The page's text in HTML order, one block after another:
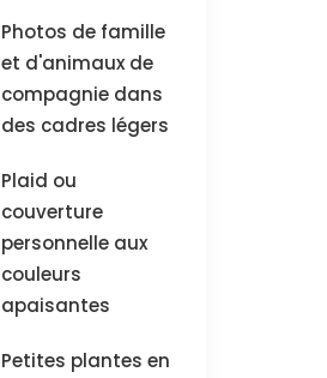
Photos de famille
et d'animaux de
compagnie dans
des cadres légers
Plaid ou
couverture
personnelle aux
couleurs
apaisantes
Petites plantes en